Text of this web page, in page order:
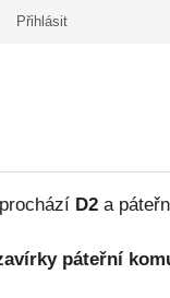
Přihlásit
D2 a
páteřní